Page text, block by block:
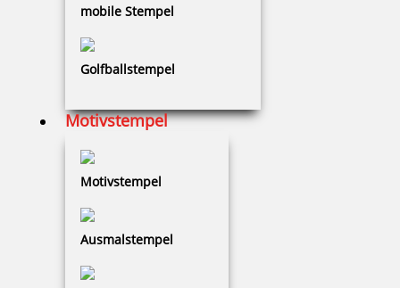
mobile Stempel
Golfballstempel
Motivstempel
Motivstempel
Ausmalstempel
Chipkarte für Modell 880
78,91 €